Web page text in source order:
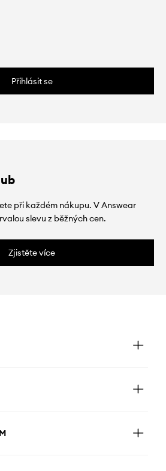
Přihlásit se
při každém nákupu. V Answear
slevu z běžných cen.
Zjistěte více